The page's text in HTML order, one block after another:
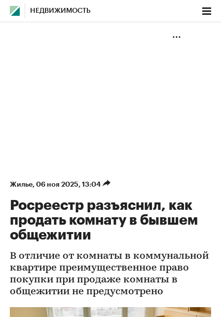
НЕДВИЖИМОСТЬ
Жилье⁠, 06 ноя 2025, 13:04
Росреестр разъяснил, как
продать комнату в бывшем
общежитии
В отличие от комнаты в коммунальной
квартире преимущественное право
покупки при продаже комнаты в
общежитии не предусмотрено